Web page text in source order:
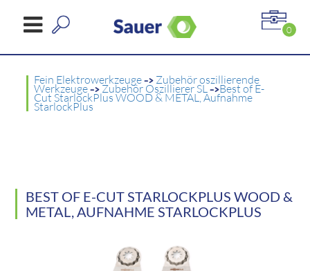
0
Fein Elektrowerkzeuge-> Zubehör oszillierende
Werkzeuge-> Zubehör Oszillierer SL->Best of E-
Cut StarlockPlus WOOD & METAL, Aufnahme
StarlockPlus
BEST OF E-CUT STARLOCKPLUS WOOD &
METAL, AUFNAHME STARLOCKPLUS